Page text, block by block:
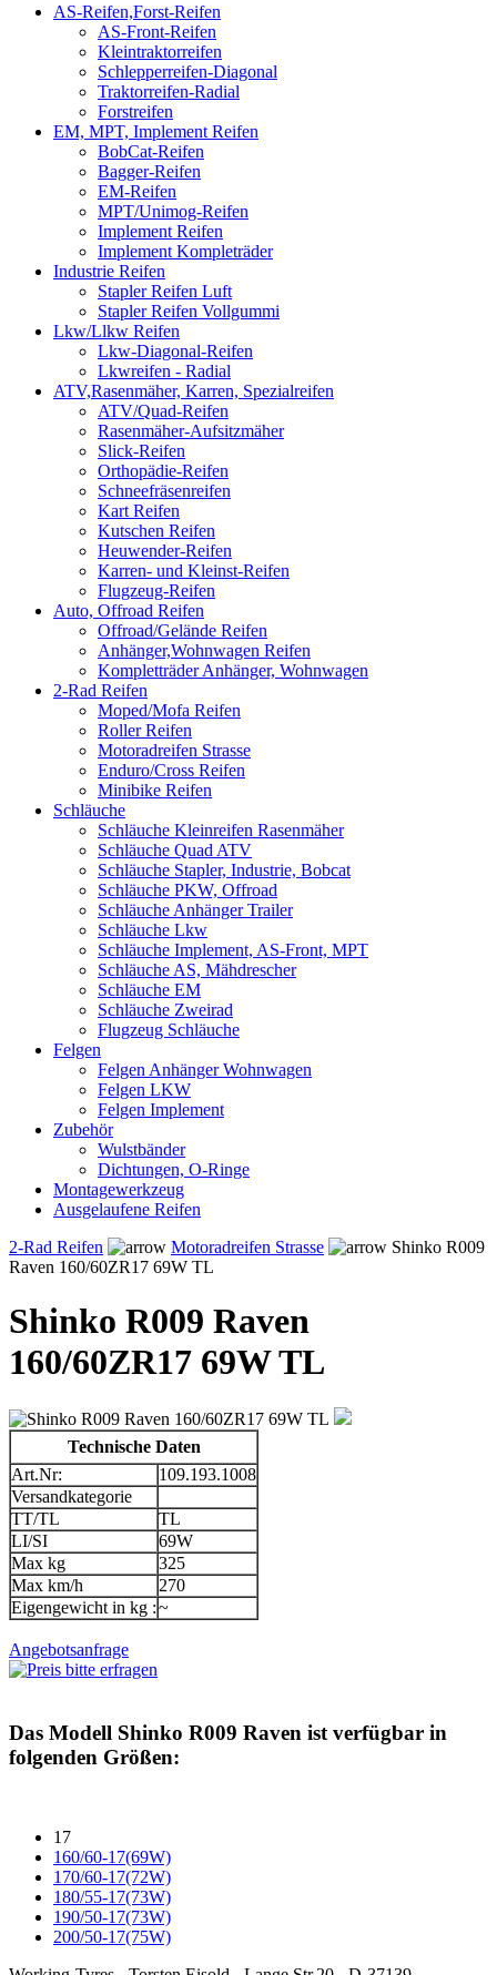
AS-Reifen,Forst-Reifen
AS-Front-Reifen
Kleintraktorreifen
Schlepperreifen-Diagonal
Traktorreifen-Radial
Forstreifen
EM, MPT, Implement Reifen
BobCat-Reifen
Bagger-Reifen
EM-Reifen
MPT/Unimog-Reifen
Implement Reifen
Implement Kompleträder
Industrie Reifen
Stapler Reifen Luft
Stapler Reifen Vollgummi
Lkw/Llkw Reifen
Lkw-Diagonal-Reifen
Lkwreifen - Radial
ATV,Rasenmäher, Karren, Spezialreifen
ATV/Quad-Reifen
Rasenmäher-Aufsitzmäher
Slick-Reifen
Orthopädie-Reifen
Schneefräsenreifen
Kart Reifen
Kutschen Reifen
Heuwender-Reifen
Karren- und Kleinst-Reifen
Flugzeug-Reifen
Auto, Offroad Reifen
Offroad/Gelände Reifen
Anhänger,Wohnwagen Reifen
Kompletträder Anhänger, Wohnwagen
2-Rad Reifen
Moped/Mofa Reifen
Roller Reifen
Motoradreifen Strasse
Enduro/Cross Reifen
Minibike Reifen
Schläuche
Schläuche Kleinreifen Rasenmäher
Schläuche Quad ATV
Schläuche Stapler, Industrie, Bobcat
Schläuche PKW, Offroad
Schläuche Anhänger Trailer
Schläuche Lkw
Schläuche Implement, AS-Front, MPT
Schläuche AS, Mähdrescher
Schläuche EM
Schläuche Zweirad
Flugzeug Schläuche
Felgen
Felgen Anhänger Wohnwagen
Felgen LKW
Felgen Implement
Zubehör
Wulstbänder
Dichtungen, O-Ringe
Montagewerkzeug
Ausgelaufene Reifen
2-Rad Reifen
Motoradreifen Strasse
Shinko R009
Raven 160/60ZR17 69W TL
Shinko R009 Raven
160/60ZR17 69W TL
Technische Daten
Art.Nr:
109.193.1008
Versandkategorie
TT/TL
TL
LI/SI
69W
Max kg
325
Max km/h
270
Eigengewicht in kg :~
Angebotsanfrage
Das Modell Shinko R009 Raven ist verfügbar in
folgenden Größen:
17
160/60-17(69W)
170/60-17(72W)
180/55-17(73W)
190/50-17(73W)
200/50-17(75W)